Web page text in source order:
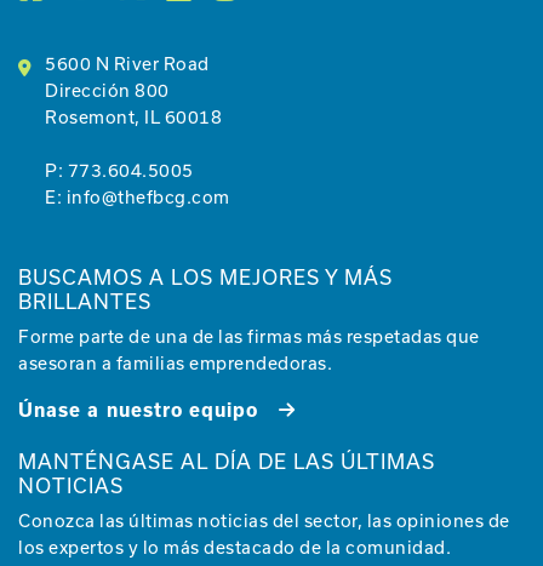
5600 N River Road
Dirección 800
Rosemont, IL 60018
P: 773.604.5005
E: info@thefbcg.com
BUSCAMOS A LOS MEJORES Y MÁS
BRILLANTES
Forme parte de una de las firmas más respetadas que
asesoran a familias emprendedoras.
Únase a nuestro equipo
MANTÉNGASE AL DÍA DE LAS ÚLTIMAS
NOTICIAS
Conozca las últimas noticias del sector, las opiniones de
los expertos y lo más destacado de la comunidad.